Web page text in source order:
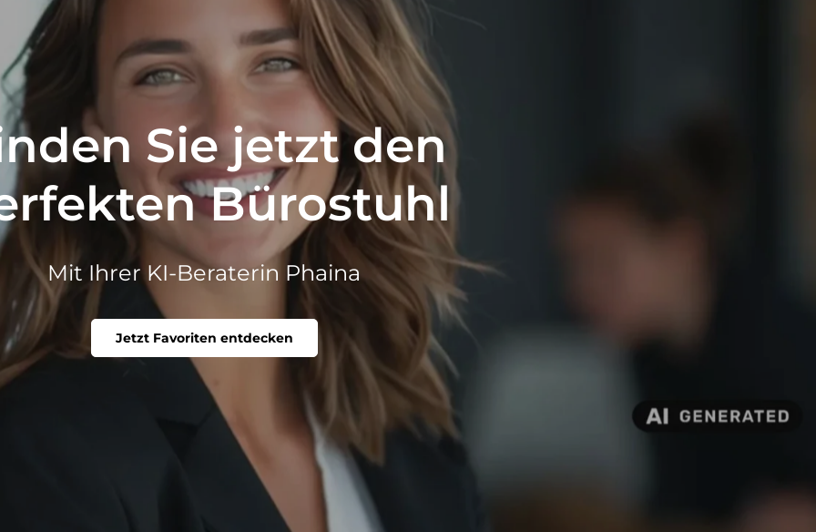
Sie jetzt den
Bürostuhl
Mit Ihrer KI-Beraterin Phaina
Jetzt Favoriten entdecken